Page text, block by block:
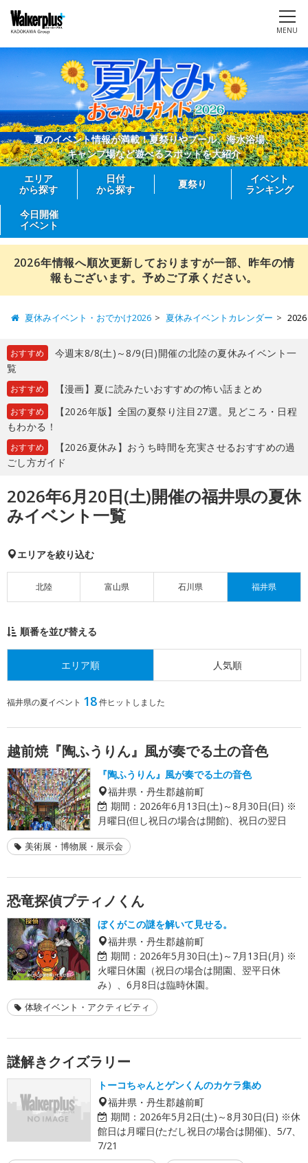
MENU
夏のイベント情報が満載！夏祭りやプール、海水浴場、
キャンプ場など遊べるスポットを大紹介
エリア
から探す
日付
から探す
夏祭り
イベント
ランキング
今日開催
イベント
2026年情報へ順次更新しておりますが一部、昨年の情
報もございます。予めご了承ください。
夏休みイベント・おでかけ2026 夏休みイベントカレンダー
おすすめ
今週末8/8(土)～8/9(日)開催の北陸の夏休みイベント一
覧
おすすめ 【漫画】夏に読みたいおすすめの怖い話まとめ
おすすめ
【2026年版】全国の夏祭り注目27選。見どころ・日程
もわかる！
おすすめ
【2026夏休み】おうち時間を充実させるおすすめの過
ごし方ガイド
2026年6月20日(土)開催の福井県の夏休
みイベント一覧
エリアを絞り込む
北陸 富山県 石川県 福井県
順番を並び替える
エリア順 人気順
福井県の夏イベント 18件ヒットしました
越前焼『陶ふうりん』風が奏でる土の音色
『陶ふうりん』風が奏でる土の音色
福井県・丹生郡越前町
期間： 2026年6月13日(土)～8月30日(日) ※
月曜日(但し祝日の場合は開館)、祝日の翌日
美術展・博物展・展示会
恐竜探偵プティノくん
ぼくがこの謎を解いて見せる。
福井県・丹生郡越前町
期間： 2026年5月30日(土)～7月13日(月) ※
火曜日休園（祝日の場合は開園、翌平日休
み）、6月8日は臨時休園。
体験イベント・アクティビティ
謎解きクイズラリー
トーコちゃんとゲンくんのカケラ集め
福井県・丹生郡越前町
期間： 2026年5月2日(土)～8月30日(日) ※休
館日は月曜日(ただし祝日の場合は開催)、5/7、
7/21